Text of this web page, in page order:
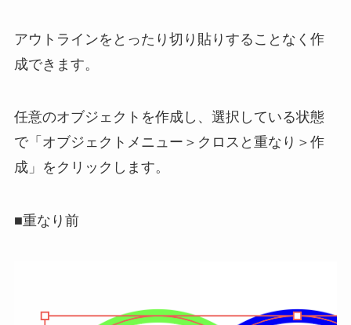
アウトラインをとったり切り貼りすることなく作
成できます。
任意のオブジェクトを作成し、選択している状態
で「オブジェクトメニュー＞クロスと重なり＞作
成」をクリックします。
■重なり前